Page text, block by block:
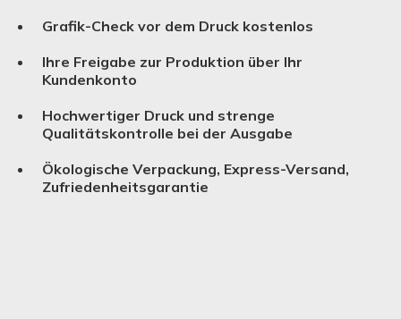
Grafik-Check vor dem Druck kostenlos
Ihre Freigabe zur Produktion über Ihr
Kundenkonto
Hochwertiger Druck und strenge
Qualitätskontrolle bei der Ausgabe
Ökologische Verpackung, Express-Versand,
Zufriedenheitsgarantie